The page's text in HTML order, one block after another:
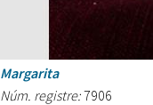
Margarita
Núm. registre:7906